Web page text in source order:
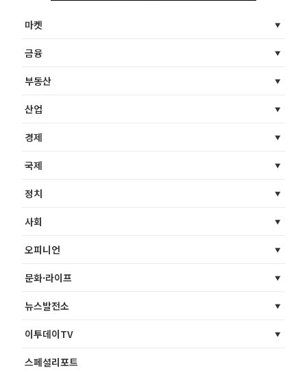
마켓
금융
부동산
산업
경제
국제
정치
사회
오피니언
문화·라이프
뉴스발전소
이투데이TV
스페셜리포트